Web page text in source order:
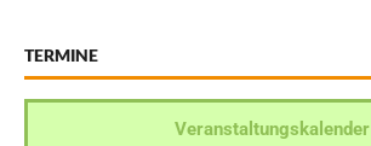
TERMINE
Veranstaltungskalender